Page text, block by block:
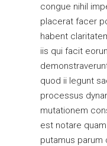
congue nihil
placerat facer
habent
iis qui facit
quod ii legunt
processus
mutationem
est notare
putamus parum